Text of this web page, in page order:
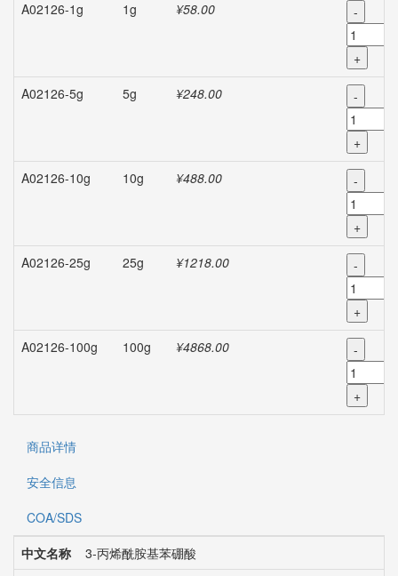
A02126-1g
1g ¥58.00 -
+
A02126-5g
5g ¥248.00 -
+
A02126-10g
10g ¥488.00 -
+
A02126-25g
25g ¥1218.00 -
+
A02126-100g
100g ¥4868.00 -
+
商品详情
安全信息
COA/SDS
中文名称
3-丙烯酰胺基苯硼酸